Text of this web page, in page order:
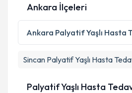
Ankara İlçeleri
Ankara Palyatif Yaşlı Hasta
Sincan Palyatif Yaşlı Hasta
Palyatif Yaşlı Hasta